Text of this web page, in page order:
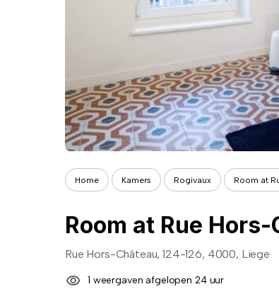
Home Kamers Rogivaux Room at
Room at Rue
Rue Hors-Château, 124-126, 4000, Liege
1 weergaven afgelopen 24 uur